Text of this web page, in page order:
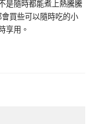
是隨時都能煮上熱騰騰
買些可以隨時吃的小
享用。